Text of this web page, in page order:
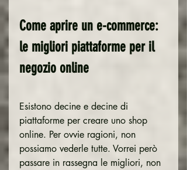
Come aprire un e-commerce:
le migliori piattaforme per il
negozio online
Esistono decine e decine di
piattaforme per creare uno shop
online. Per ovvie ragioni, non
possiamo vederle tutte. Vorrei però
passare in rassegna le migliori, non